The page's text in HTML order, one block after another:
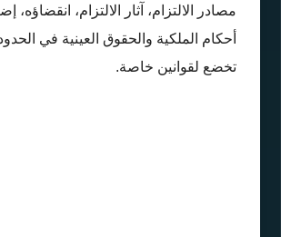
مصادر الالتزام، آثار الالتزام، انقضاؤه،
أحكام الملكية والحقوق العينية في
تخضع لقوانين خاصة.